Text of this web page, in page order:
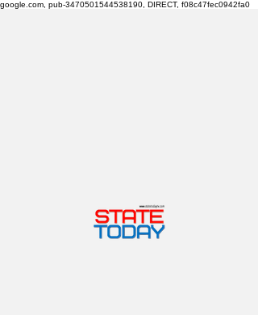
google.com, pub-3470501544538190, DIRECT, f08c47fec0942fa0